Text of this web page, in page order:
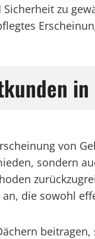
zu
von
sondern
die sowohl